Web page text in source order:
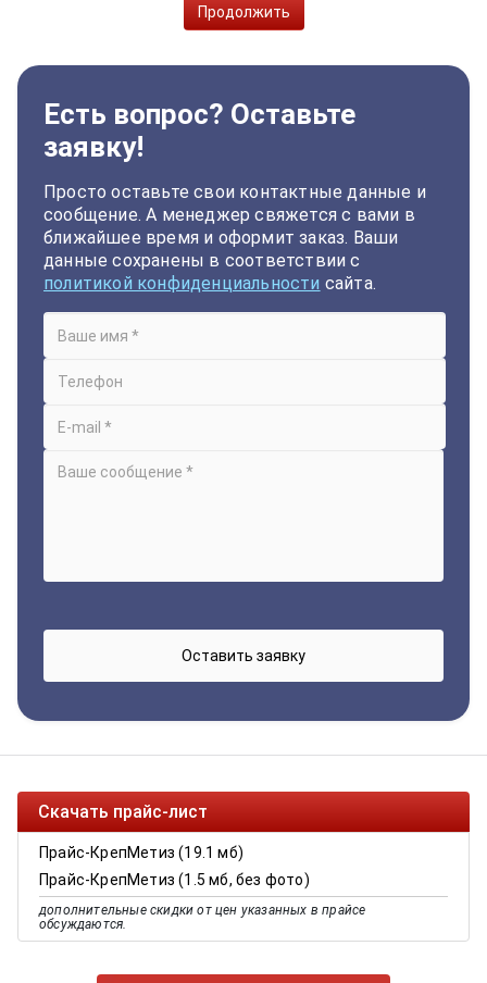
Продолжить
Есть вопрос? Оставьте
заявку!
Просто оставьте свои контактные данные и
сообщение. А менеджер свяжется с вами в
ближайшее время и оформит заказ. Ваши
данные сохранены в соответствии с
политикой конфиденциальности сайта.
Скачать прайс-лист
Прайс-КрепМетиз (19.1 мб)
Прайс-КрепМетиз (1.5 мб, без фото)
дополнительные скидки от цен указанных в прайсе
обсуждаются.